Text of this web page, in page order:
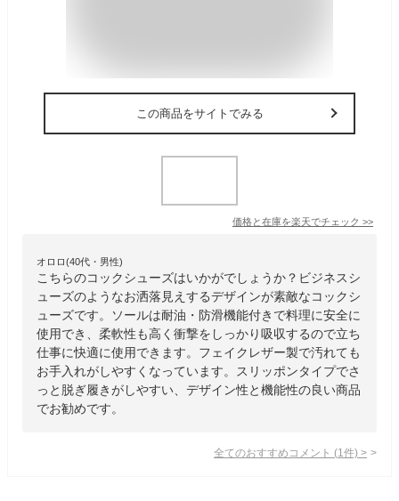
この商品をサイトでみる
価格と在庫を楽天でチェック >>
オロロ(40代・男性)
こちらのコックシューズはいかがでしょうか？ビジネスシ
ューズのようなお洒落見えするデザインが素敵なコックシ
ューズです。ソールは耐油・防滑機能付きで料理に安全に
使用でき、柔軟性も高く衝撃をしっかり吸収するので立ち
仕事に快適に使用できます。フェイクレザー製で汚れても
お手入れがしやすくなっています。スリッポンタイプでさ
っと脱ぎ履きがしやすい、デザイン性と機能性の良い商品
でお勧めです。
全てのおすすめコメント (1 件) >